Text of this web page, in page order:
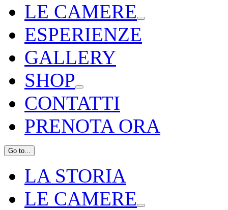
LE CAMERE
ESPERIENZE
GALLERY
SHOP
CONTATTI
PRENOTA ORA
Go to...
LA STORIA
LE CAMERE